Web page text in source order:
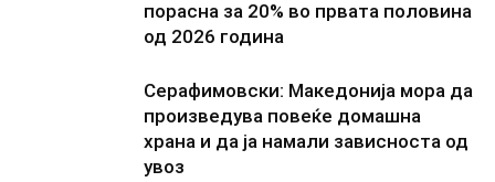
порасна за 20% во првата половина
од 2026 година
Серафимовски: Македонија мора да
произведува повеќе домашна
храна и да ја намали зависноста од
увоз